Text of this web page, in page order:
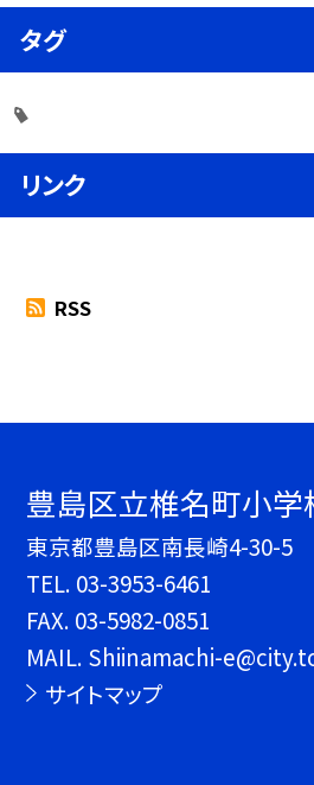
タグ
リンク
RSS
豊島区立椎名町小学
東京都豊島区南長崎4-30-5
TEL. 03-3953-6461
FAX. 03-5982-0851
MAIL. Shiinamachi-
サイトマップ